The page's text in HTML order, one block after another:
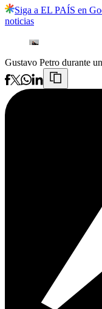
Siga a EL PAÍS en
noticias
Gustavo Petro durante